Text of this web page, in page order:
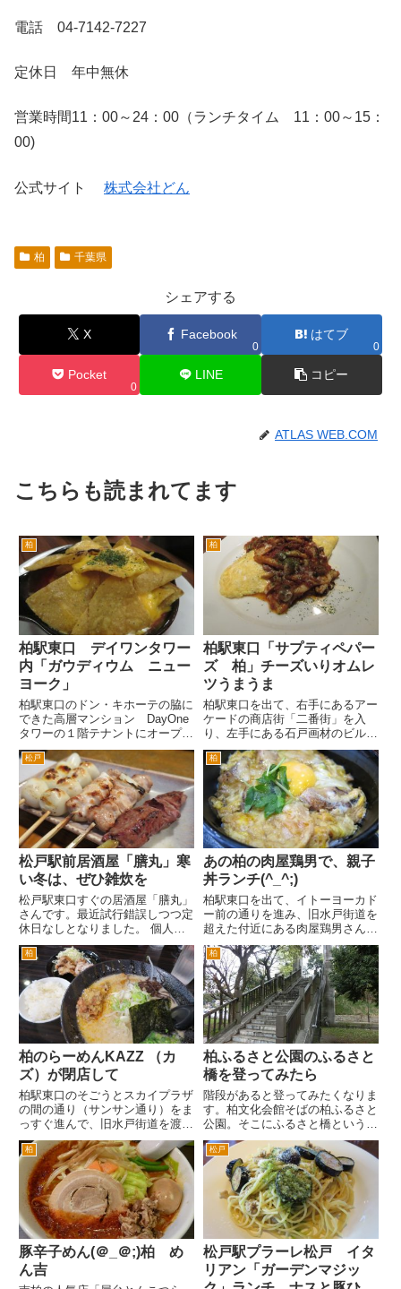
電話 04-7142-7227
定休日 年中無休
営業時間11：00～24：00（ランチタイム 11：00～15：
00)
公式サイト 株式会社どん
柏 千葉県
シェアする
X Facebook
0
はてブ
0
Pocket
0
LINE コピー
ATLAS WEB.COM
こちらも読まれてます
柏
柏駅東口 デイワンタワー
内「ガウディウム ニュー
ヨーク」
柏駅東口のドン・キホーテの脇に
できた高層マンション DayOne
タワーの１階テナントにオープン
した「ガウディウム ニューヨー
ク」さんに行きました。 柏地区
初出店の「いきなりステーキ」や
DayOneタワーのできる前の再開
発前に営業していた「珍...
柏
柏駅東口「サプティペパー
ズ 柏」チーズいりオムレ
ツうまうま
柏駅東口を出て、右手にあるアー
ケードの商店街「二番街」を入
り、左手にある石戸画材のビルの
地下にある「SAPTY
PEPPER’S サプティペパー
ズ 柏」さんに夜いってみまし
た。 階段を下りると左右に店
舗があります。左手が和食ファミ
レス「夢...
松戸
松戸駅前居酒屋「膳丸」寒
い冬は、ぜひ雑炊を
松戸駅東口すぐの居酒屋「膳丸」
さんです。最近試行錯誤しつつ定
休日なしとなりました。 個人経
営のお店だと、やはり休みがない
と厳しいですよね。 それでも
お店のみなさんでやりくりして、
定休日をなくしました。その分営
業時間を短縮したようです。以
前...
柏
あの柏の肉屋鶏男で、親子
丼ランチ(^_^;)
柏駅東口を出て、イトーヨーカド
ー前の通りを進み、旧水戸街道を
超えた付近にある肉屋鶏男さんに
行ってきました。東武バスイース
トの柏駅東口入口バス停そばにあ
ります。隣りは、カレーの有名店
ボンベイさんです。 多数の赤
提灯に大きな文字で肉屋鶏男と
い...
柏
柏のらーめんKAZZ （カ
ズ）が閉店して
柏駅東口のそごうとスカイプラザ
の間の通り（サンサン通り）をま
っすぐ進んで、旧水戸街道を渡っ
た右手のラーメンkazzカズさん
が閉店していた。 閉店という
か、行ったら違う店になってい
た。 カズさんのリポートをア
ップする前に閉店しちゃった。
最...
柏
柏ふるさと公園のふるさと
橋を登ってみたら
階段があると登ってみたくなりま
す。柏文化会館そばの柏ふるさと
公園。そこにふるさと橋というの
があります。 国道16号の桜台交
差点から手賀沼沿いの道路へとつ
づく道を進むと柏ふるさと大橋と
いうのがあります。その真下付近
が、柏ふるさと公園です。 そ...
柏
豚辛子めん(＠_＠;)柏 め
ん吉
松戸
松戸駅プラーレ松戸 イタ
リアン「ガーデンマジッ